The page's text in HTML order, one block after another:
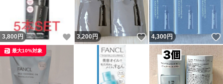
3,800 円 いいね！
3,200円 いいね！
4,300円
最大10%対象